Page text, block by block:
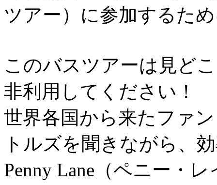
ツアー）に参加するた
このバスツアーは見ど
非利用してください！
世界各国から来たファ
トルズを聞きながら、
Penny Lane（ペニー・